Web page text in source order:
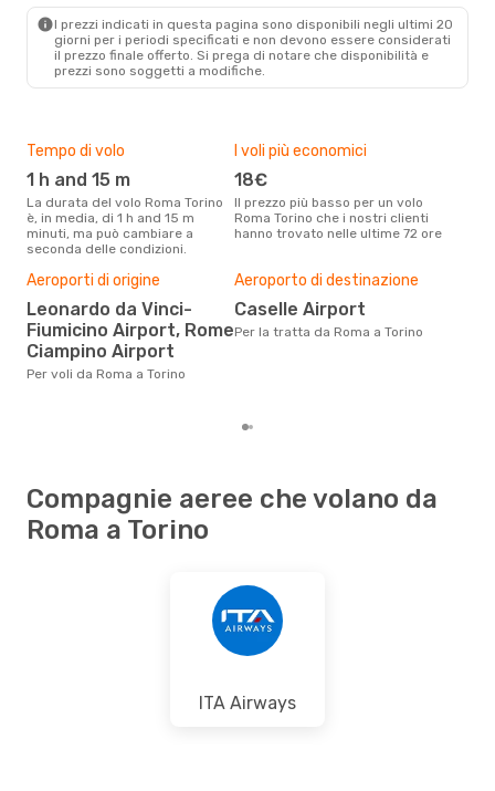
I prezzi indicati in questa pagina sono disponibili negli ultimi 20
giorni per i periodi specificati e non devono essere considerati
il ​​prezzo finale offerto. Si prega di notare che disponibilità e
prezzi sono soggetti a modifiche.
Tempo di volo
1 h and 15 m
La durata del volo Roma Torino
è, in media, di 1 h and 15 m
minuti, ma può cambiare a
seconda delle condizioni.
I voli più economici
18€
Il prezzo più basso per un volo
Roma Torino che i nostri clienti
hanno trovato nelle ultime 72 ore
Aeroporti di origine
Leonardo da Vinci-
Fiumicino Airport, Rome
Ciampino Airport
Per voli da Roma a Torino
Aeroporto di destinazione
Caselle Airport
Per la tratta da Roma a Torino
Compagnie aeree che volano da
Roma a Torino
ITA Airways